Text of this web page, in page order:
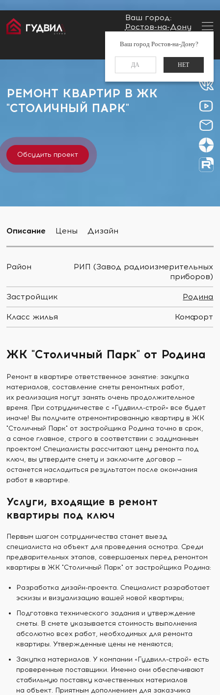
Ваш город:
Ростов-на-Дону
Ваш город Ростов-на-Дону?
ДА НЕТ
Заказать звонок
Главная Застройщики
РЕМОНТ КВАРТИР В ЖК
"СТОЛИЧНЫЙ ПАРК"
Обсудить проект
Описание Цены Дизайн
Район
РИП (Завод радиоизмерительных
приборов)
Застройщик Родина
Класс жилья Комфорт
ЖК "Столичный Парк" от Родина
Ремонт в квартире ответственное занятие: закупка
материалов, составление сметы ремонтных работ,
их реализация могут занять очень продолжительное
время. При сотрудничестве с «Гудвилл-строй» все будет
иначе! Вы получите отремонтированную квартиру в ЖК
"Столичный Парк" от застройщика Родина точно в срок,
а самое главное, строго в соответствии с задуманным
проектом! Специалисты рассчитают цену ремонта под
ключ, вы утвердите смету и заключите договор —
останется насладиться результатом после окончания
работ в квартире.
Услуги, входящие в ремонт
квартиры под ключ
Первым шагом сотрудничества станет выезд
специалиста на объект для проведения осмотра. Среди
предварительных этапов, совершаемых перед ремонтом
квартиры в ЖК "Столичный Парк" от застройщика Родина:
Разработка дизайн-проекта. Специалист разработает
эскизы и визуализацию вашей новой квартиры;
Подготовка технического задания и утверждение
сметы. В смете указывается стоимость выполнения
абсолютно всех работ, необходимых для ремонта
квартиры. Утвержденные цены не меняются;
Закупка материалов. У компании «Гудвилл-строй» есть
проверенные поставщики. Именно они обеспечивают
стабильную поставку качественных материалов
на объект. Приятным дополнением для заказчика